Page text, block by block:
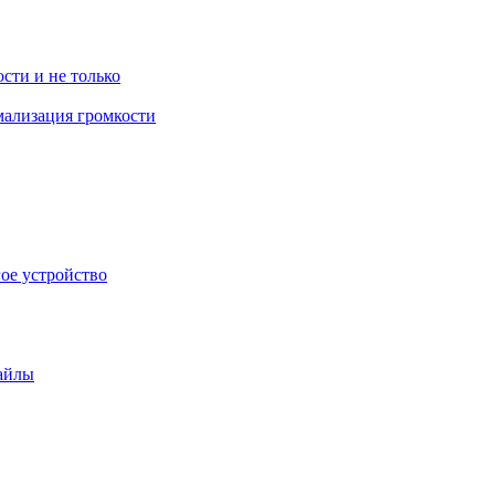
и не только
громкости
устройство